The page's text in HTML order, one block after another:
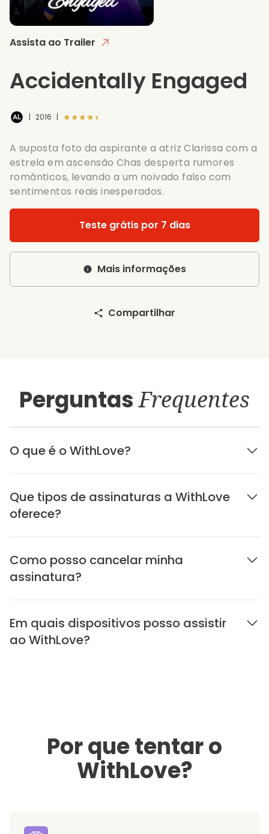
Assista ao Trailer
Accidentally Engaged
| 2016 | ★★★★★
A suposta foto da aspirante a atriz Clarissa com a
estrela em ascensão Chas desperta rumores
românticos, levando a um noivado falso com
sentimentos reais inesperados.
Teste grátis por 7 dias
Mais informações
Compartilhar
PerguntasFrequentes
O que é o WithLove?
Que tipos de assinaturas a WithLove
oferece?
Como posso cancelar minha
assinatura?
Em quais dispositivos posso assistir
ao WithLove?
Por que tentar o
WithLove?